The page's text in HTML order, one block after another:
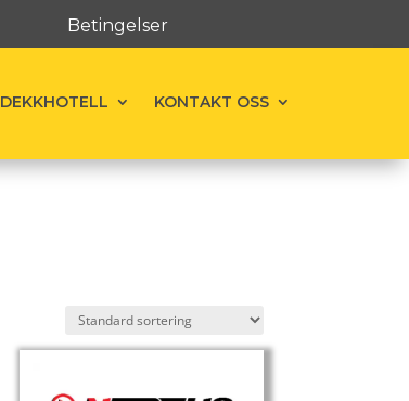
Betingelser
DEKKHOTELL KONTAKT OSS